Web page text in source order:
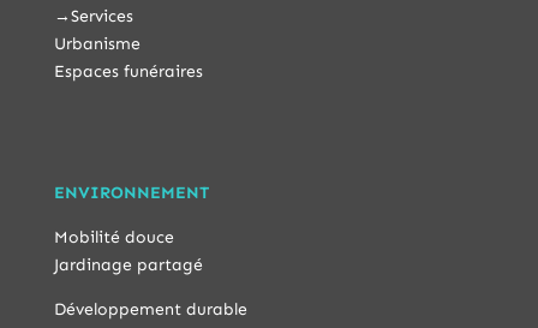
→Services
Urbanisme
Espaces funéraires
ENVIRONNEMENT
Mobilité douce
Jardinage partagé
Développement durable